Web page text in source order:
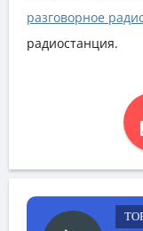
разговорное
радиостанция.